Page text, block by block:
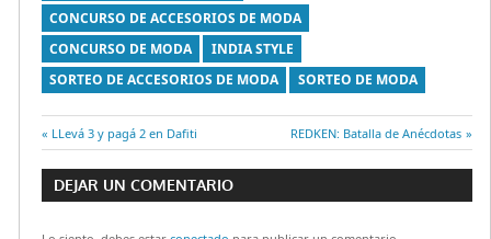
CONCURSO DE ACCESORIOS DE MODA
CONCURSO DE MODA
INDIA STYLE
SORTEO DE ACCESORIOS DE MODA
SORTEO DE MODA
Navegación
de
Entrada
anterior:
LLevá 3 y pagá 2 en Dafiti
Entrada
siguiente:
REDKEN: Batalla de Anécdotas
DEJAR UN COMENTARIO